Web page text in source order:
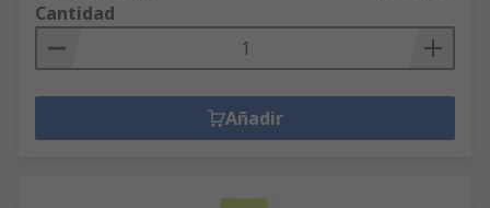
Cantidad
Añadir